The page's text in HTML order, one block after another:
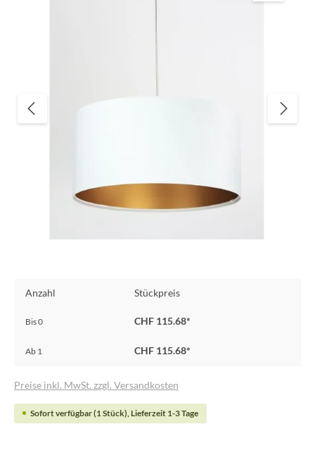
Anzahl Stückpreis
Bis0 CHF 115.68*
Ab 1 CHF 115.68*
Preise inkl. MwSt. zzgl. Versandkosten
Sofort verfügbar (1 Stück), Lieferzeit 1-3 Tage